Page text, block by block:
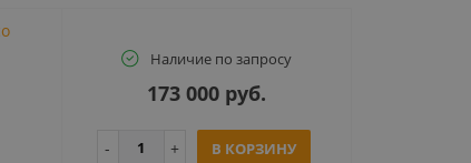
Наличие по запросу
173 000 руб.
В КОРЗИНУ